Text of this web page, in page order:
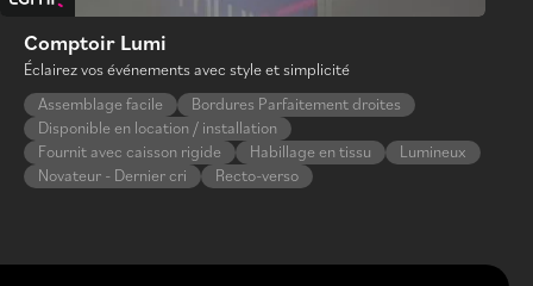
Comptoir Lumi
Éclairez vos événements avec style et simplicité
Assemblage facile
Bordures Parfaitement droites
Disponible en location / installation
Fournit avec caisson rigide
Habillage en tissu
Lumineux
Novateur - Dernier cri
Recto-verso